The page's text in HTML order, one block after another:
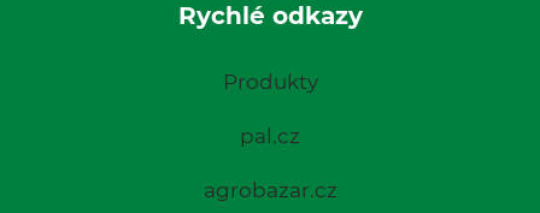
Rychlé odkazy
Produkty
pal.cz
agrobazar.cz